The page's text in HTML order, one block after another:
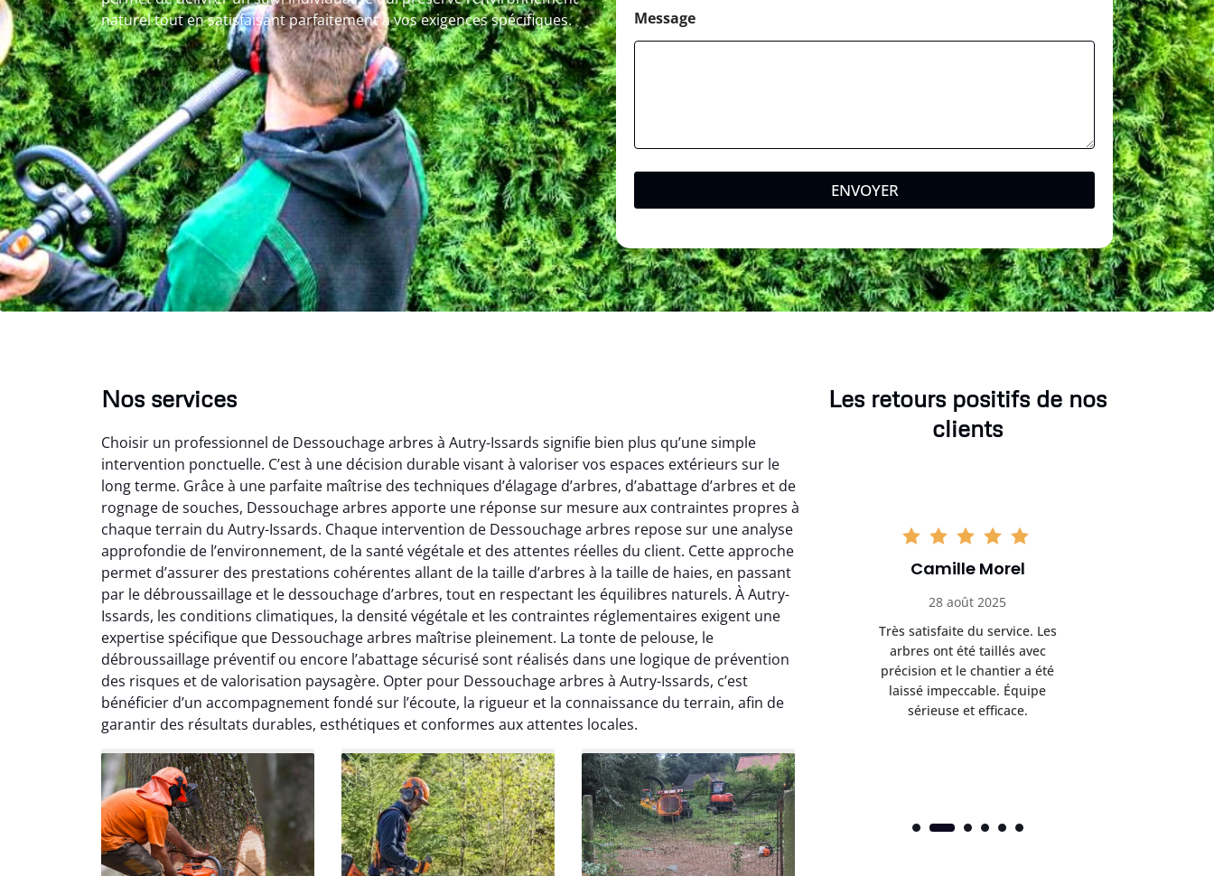
naturel tout en satisfaisant parfaitement à vos exigences spécifiques.
Message
ENVOYER
Nos services
Choisir un professionnel de Dessouchage arbres à Autry-Issards signifie bien plus qu’une simple
intervention ponctuelle. C’est à une décision durable visant à valoriser vos espaces extérieurs sur le
long terme. Grâce à une parfaite maîtrise des techniques d’élagage d’arbres, d’abattage d’arbres et de
rognage de souches, Dessouchage arbres apporte une réponse sur mesure aux contraintes propres à
chaque terrain du Autry-Issards. Chaque intervention de Dessouchage arbres repose sur une analyse
approfondie de l’environnement, de la santé végétale et des attentes réelles du client. Cette approche
permet d’assurer des prestations cohérentes allant de la taille d’arbres à la taille de haies, en passant
par le débroussaillage et le dessouchage d’arbres, tout en respectant les équilibres naturels. À Autry-
Issards, les conditions climatiques, la densité végétale et les contraintes réglementaires exigent une
expertise spécifique que Dessouchage arbres maîtrise pleinement. La tonte de pelouse, le
débroussaillage préventif ou encore l’abattage sécurisé sont réalisés dans une logique de prévention
des risques et de valorisation paysagère. Opter pour Dessouchage arbres à Autry-Issards, c’est
bénéficier d’un accompagnement fondé sur l’écoute, la rigueur et la connaissance du terrain, afin de
garantir des résultats durables, esthétiques et conformes aux attentes locales.
Les retours positifs de nos
clients
Soraya Benali
07 février 2026
Service irréprochable du
début à la fin. Les arbres ont
été parfaitement entretenus
et le nettoyage après
intervention est impeccable.
Je recommande vivement.
Léandro Vasseur
12 juillet 2025
Intervention rapide et très
professionnelle pour
l’élagage de mes arbres. Le
travail est propre, sécurisé et
parfaitement réalisé. Je
recommande sans hésiter.
Camille Morel
28 août 2025
Très satisfaite du service. Les
arbres ont été taillés avec
précision et le chantier a été
laissé impeccable. Équipe
sérieuse et efficace.